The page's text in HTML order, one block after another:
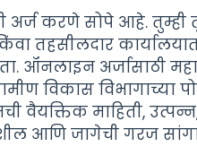
अर्ज करणे सोपे आहे. तुम्ही
तहसीलदार
ऑनलाइन अर्जासाठी
विकास विभागाच्या
वैयक्तिक माहिती,
आणि जागेची गरज